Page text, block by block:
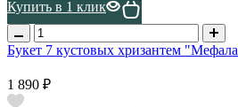
Купить в 1 клик
Букет 7 кустовых хризантем
1 890 ₽